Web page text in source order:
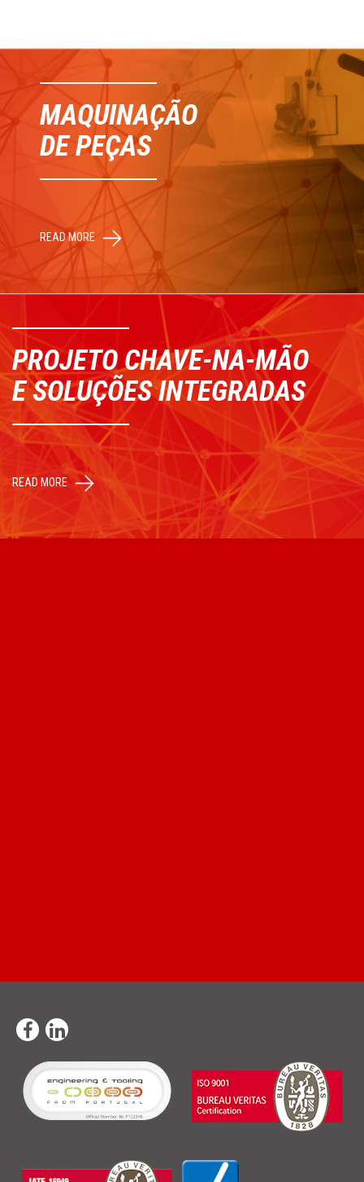
MAQUINAÇÃO
DE PEÇAS
READ MORE
PROJETO CHAVE-NA-MÃO
E SOLUÇÕES INTEGRADAS
READ MORE